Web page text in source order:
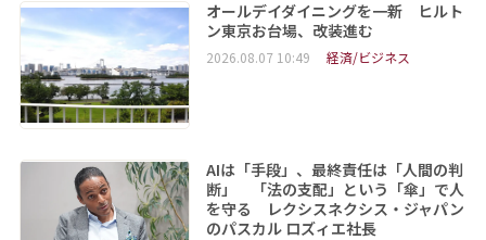
オールデイダイニングを一新 ヒルト
ン東京お台場、改装進む
2026.08.07 10:49 経済/ビジネス
AIは「手段」、最終責任は「人間の判
断」 「法の支配」という「傘」で人
を守る レクシスネクシス・ジャパン
のパスカル ロズィエ社長